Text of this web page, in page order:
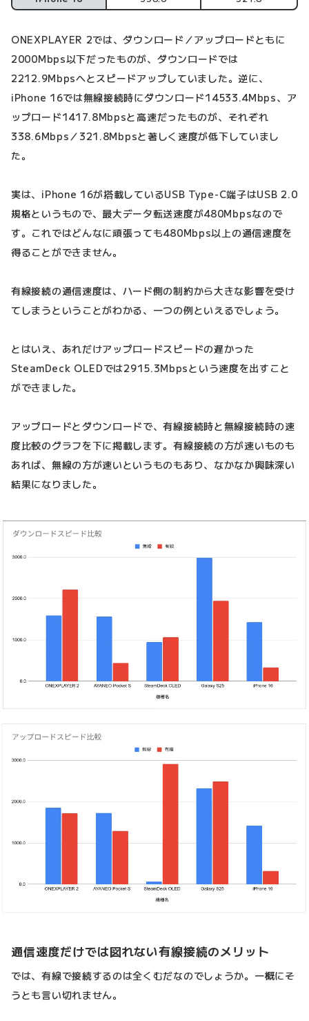
ONEXPLAYER 2では、ダウンロード／アップロードともに
2000Mbps以下だったものが、ダウンロードでは
2212.9Mbpsへとスピードアップしていました。逆に、
iPhone 16では無線接続時にダウンロード14533.4Mbps、ア
ップロード1417.8Mbpsと高速だったものが、それぞれ
338.6Mbps／321.8Mbpsと著しく速度が低下していまし
た。
実は、iPhone 16が搭載しているUSB Type-C端子はUSB 2.0
規格というもので、最大データ転送速度が480Mbpsなので
す。これではどんなに頑張っても480Mbps以上の通信速度を
得ることができません。
有線接続の通信速度は、ハード側の制約から大きな影響を受け
てしまうということがわかる、一つの例といえるでしょう。
とはいえ、あれだけアップロードスピードの遅かった
SteamDeck OLEDでは2915.3Mbpsという速度を出すこと
ができました。
アップロードとダウンロードで、有線接続時と無線接続時の速
度比較のグラフを下に掲載します。有線接続の方が速いものも
あれば、無線の方が速いというものもあり、なかなか興味深い
結果になりました。
通信速度だけでは図れない有線接続のメリット
では、有線で接続するのは全くむだなのでしょうか。一概にそ
うとも言い切れません。